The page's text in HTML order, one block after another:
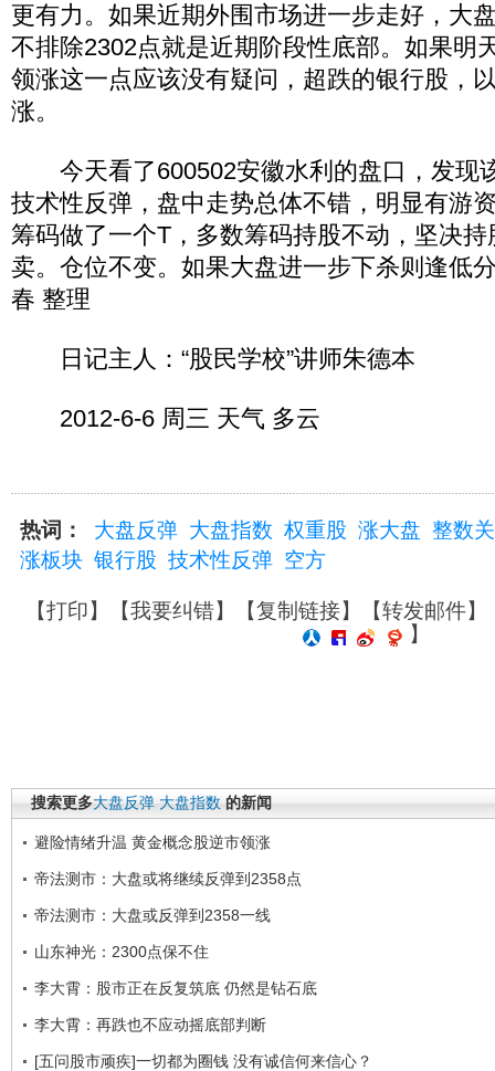
更有力。如果近期外围市场进一步走好，大
不排除2302点就是近期阶段性底部。如果明
领涨这一点应该没有疑问，超跌的银行股，
涨。
今天看了600502安徽水利的盘口，发现
技术性反弹，盘中走势总体不错，明显有游
筹码做了一个T，多数筹码持股不动，坚决
卖。仓位不变。如果大盘进一步下杀则逢低
春 整理
日记主人：“股民学校”讲师朱德本
2012-6-6 周三 天气 多云
热词： 大盘反弹 大盘指数 权重股 涨大盘 整数
涨板块 银行股 技术性反弹 空方
【打印】【我要纠错】【复制链接】【转发邮件】
】
搜索更多大盘反弹 大盘指数 的新闻
避险情绪升温 黄金概念股逆市领涨
帝法测市：大盘或将继续反弹到2358点
帝法测市：大盘或反弹到2358一线
山东神光：2300点保不住
李大霄：股市正在反复筑底 仍然是钻石底
李大霄：再跌也不应动摇底部判断
[五问股市顽疾]一切都为圈钱 没有诚信何来信心？